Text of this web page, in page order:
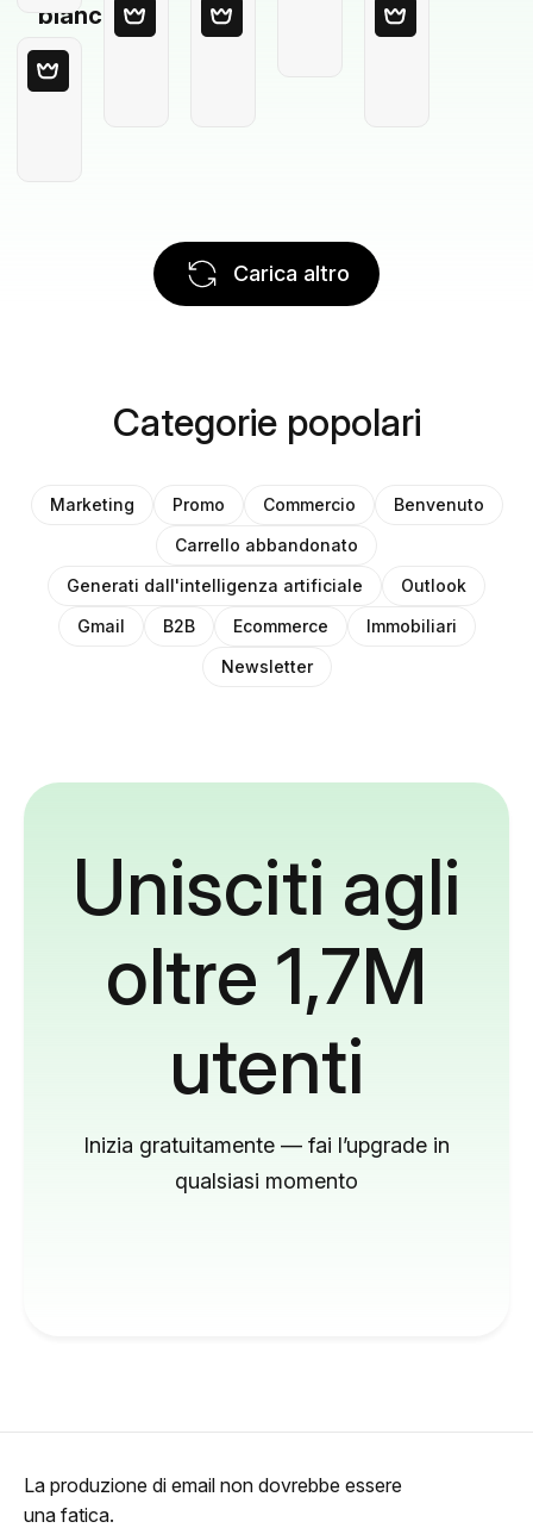
bianco
Carica altro
Categorie popolari
Marketing Promo Commercio
Benvenuto
Carrello abbandonato
Generati dall'intelligenza artificiale
Outlook
Gmail
B2B Ecommerce
Immobiliari
Newsletter
Unisciti agli
oltre 1,7M
utenti
Inizia gratuitamente — fai l’upgrade in
qualsiasi momento
La produzione di email non dovrebbe essere
una fatica.